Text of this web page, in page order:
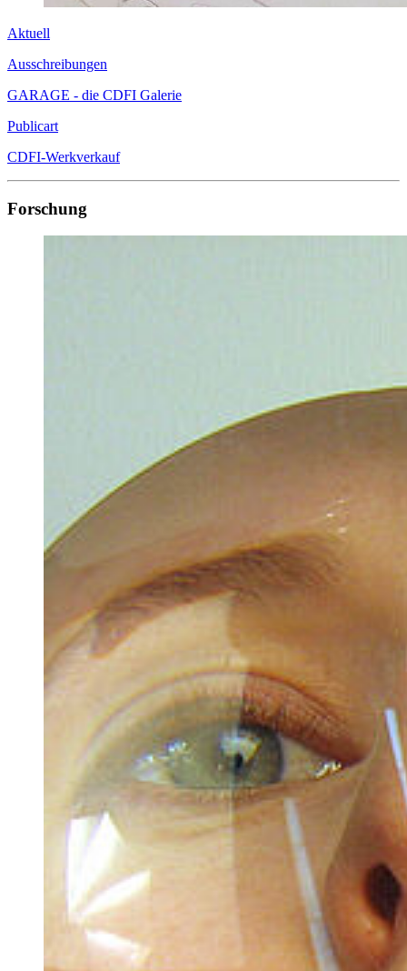
Aktuell
Ausschreibungen
GARAGE - die CDFI Galerie
Publicart
CDFI-Werkverkauf
Forschung